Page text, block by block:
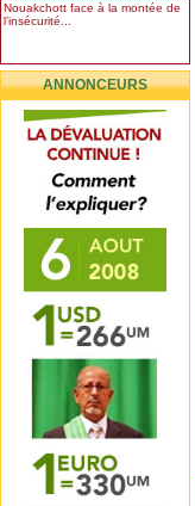
Nouakchott face à la montée de
l’insécurité...
ANNONCEURS